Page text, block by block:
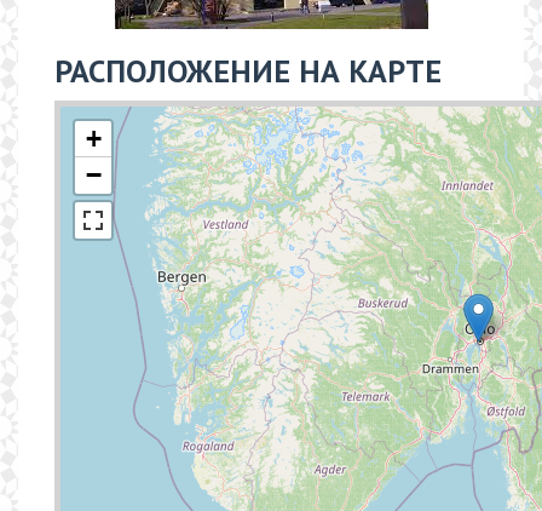
РАСПОЛОЖЕНИЕ НА КАРТЕ
+
−